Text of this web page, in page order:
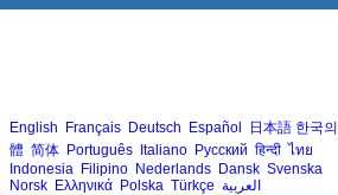
English Français Deutsch Español 日本語 한국의
體 简体 Português Italiano Русский हिन्दी ไทย
Indonesia Filipino Nederlands Dansk Svenska
Norsk Ελληνικά Polska Türkçe العربية